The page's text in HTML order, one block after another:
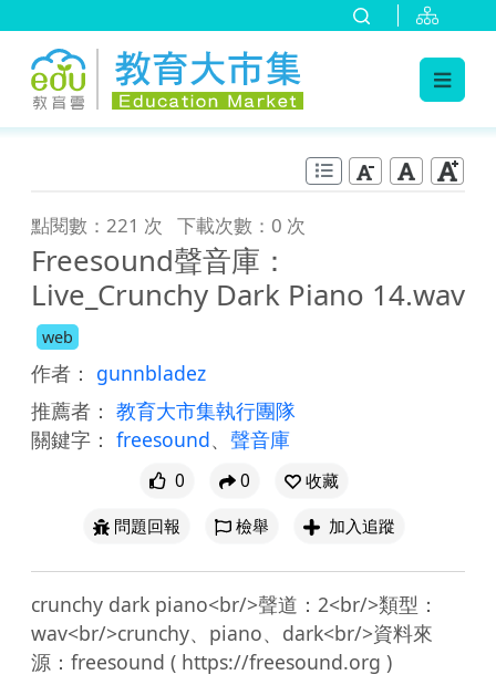
點閱數：221 次 下載次數：0 次
Freesound聲音庫：
Live_Crunchy Dark Piano 14.wav
web
作者： gunnbladez
推薦者： 教育大市集執行團隊
關鍵字： freesound、 聲音庫
0 0
收藏
問題回報
檢舉 加入追蹤
crunchy dark piano<br/>聲道：2<br/>類型：
wav<br/>crunchy、piano、dark<br/>資料來